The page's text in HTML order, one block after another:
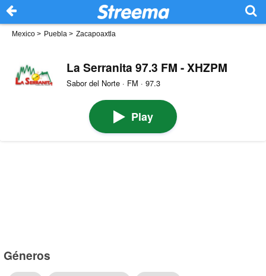
Mexico > Puebla > Zacapoaxtla
La Serranita 97.3 FM - XHZPM
Sabor del Norte · FM · 97.3
Play
Géneros